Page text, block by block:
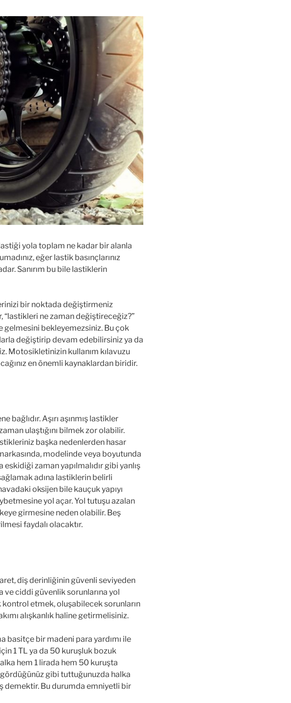
yola toplam ne kadar bir alanla
eğer lastik basınçlarınız
Sanırım bu bile lastiklerin
bir noktada değiştirmeniz
“lastikleri ne zaman değiştireceğiz?”
gelmesini bekleyemezsiniz. Bu çok
değiştirip devam edebilirsiniz ya da
Motosikletinizin kullanım kılavuzu
en önemli kaynaklardan biridir.
Aşırı aşınmış lastikler
ulaştığını bilmek zor olabilir.
başka nedenlerden hasar
modelinde veya boyutunda
zaman yapılmalıdır gibi yanlış
adına lastiklerin belirli
oksijen bile kauçuk yapıyı
yol açar. Yol tutuşu azalan
girmesine neden olabilir. Beş
faydalı olacaktır.
diş derinliğinin güvenli seviyeden
ve ciddi güvenlik sorunlarına yol
etmek, oluşabilecek sorunların
alışkanlık haline getirmelisiniz.
bir madeni para yardımı ile
1 TL ya da 50 kuruşluk bozuk
hem 1 lirada hem 50 kuruşta
gibi tuttuğunuzda halka
demektir. Bu durumda emniyetli bir